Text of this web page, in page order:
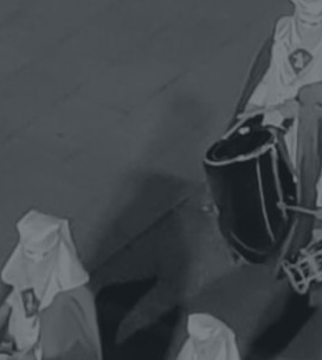
ACTOS
HISTORIA
HÁBITO Y ESCUDO